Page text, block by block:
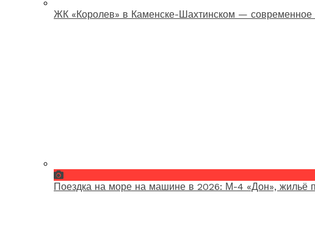
ЖК «Королев» в Каменске-Шахтинском — современное
Поездка на море на машине в 2026: М-4 «Дон», жильё